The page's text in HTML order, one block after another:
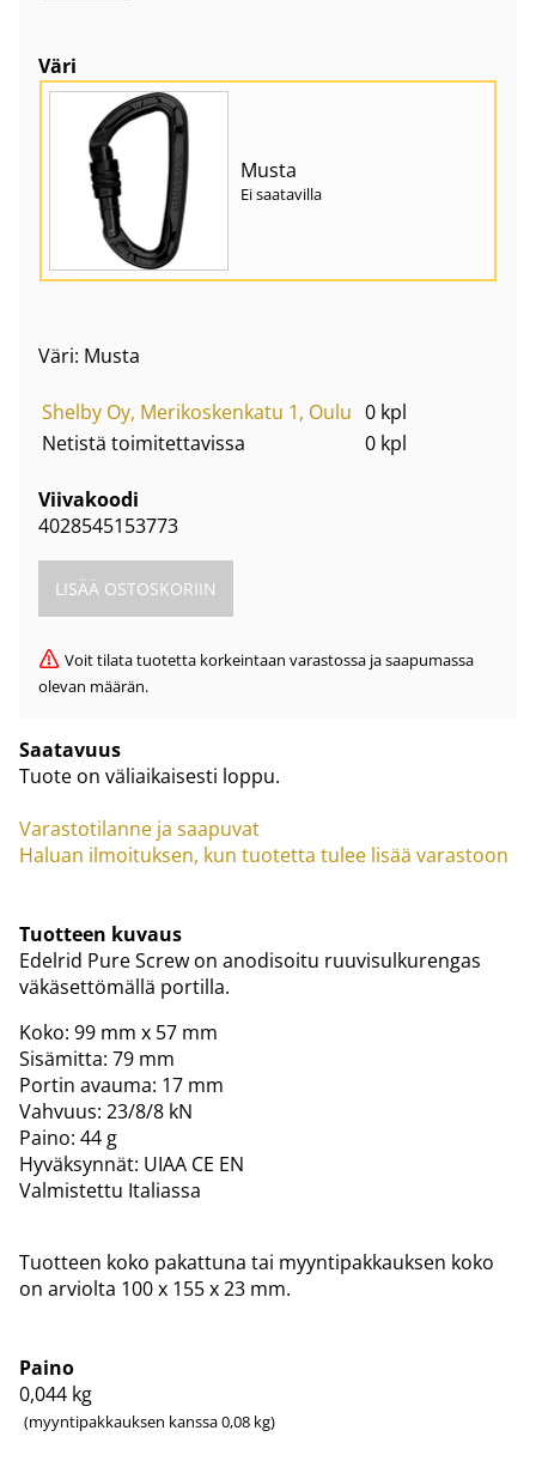
Väri
Musta
Ei saatavilla
Väri: Musta
Shelby Oy, Merikoskenkatu 1, Oulu 0 kpl
Netistä toimitettavissa
0 kpl
Viivakoodi
4028545153773
Voit tilata tuotetta korkeintaan varastossa ja saapumassa
olevan määrän.
Saatavuus
Tuote on väliaikaisesti loppu.
Varastotilanne ja saapuvat
Haluan ilmoituksen, kun tuotetta tulee lisää varastoon
Tuotteen kuvaus
Edelrid Pure Screw on anodisoitu ruuvisulkurengas
väkäsettömällä portilla.
Koko: 99 mm x 57 mm
Sisämitta: 79 mm
Portin avauma: 17 mm
Vahvuus: 23/8/8 kN
Paino: 44 g
Hyväksynnät: UIAA CE EN
Valmistettu Italiassa
Tuotteen koko pakattuna tai myyntipakkauksen koko
on arviolta 100 x 155 x 23 mm.
Paino
0,044 kg
(myyntipakkauksen kanssa 0,08 kg)